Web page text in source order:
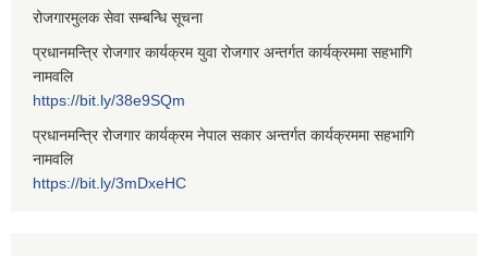
रोजगारमुलक सेवा सम्बन्धि सूचना
प्रधानमन्त्रि रोजगार कार्यक्रम युवा रोजगार अन्तर्गत कार्यक्रममा सहभागि
नामवलि
https://bit.ly/38e9SQm
प्रधानमन्त्रि रोजगार कार्यक्रम नेपाल सकार अन्तर्गत कार्यक्रममा सहभागि
नामवलि
https://bit.ly/3mDxeHC